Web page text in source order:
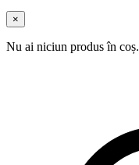
×
Nu ai niciun produs în coș.